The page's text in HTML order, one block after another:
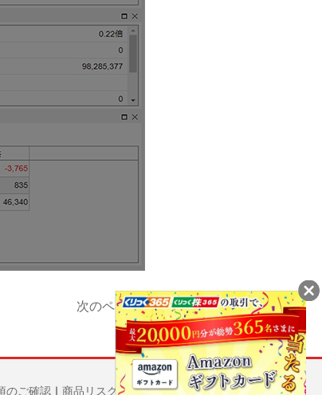
次のページへ▶
のご確認 商品リスク・手数料